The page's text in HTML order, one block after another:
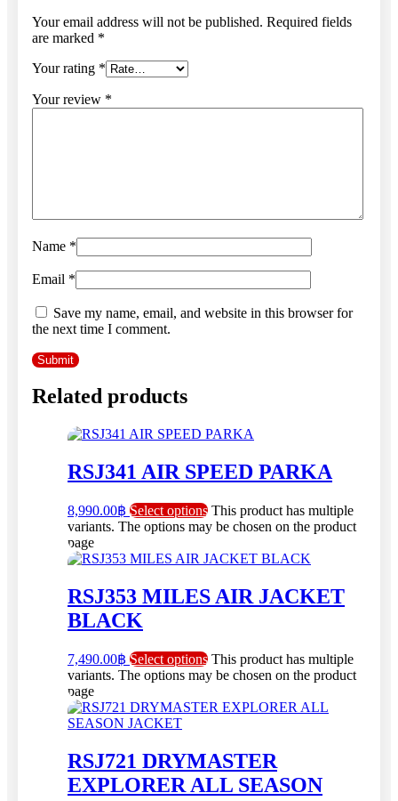
Your email address will not be published. Required fields
are marked *
Your rating *
Your review *
Name *
Email *
Save my name, email, and website in this browser for
the next time I comment.
Related products
RSJ341 AIR SPEED PARKA
8,990.00฿ Select options This product has multiple
variants. The options may be chosen on the product
page
RSJ353 MILES AIR JACKET
BLACK
7,490.00฿ Select options This product has multiple
variants. The options may be chosen on the product
page
RSJ721 DRYMASTER
EXPLORER ALL SEASON